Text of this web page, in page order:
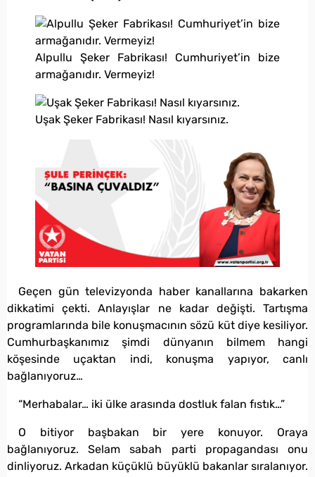
Alpullu Şeker Fabrikası! Cumhuriyet’in bize
armağanıdır. Vermeyiz!
Uşak Şeker Fabrikası! Nasıl kıyarsınız.
Geçen gün televizyonda haber kanallarına bakarken
dikkatimi çekti. Anlayışlar ne kadar değişti. Tartışma
programlarında bile konuşmacının sözü küt diye kesiliyor.
Cumhurbaşkanımız şimdi dünyanın bilmem hangi
köşesinde uçaktan indi, konuşma yapıyor, canlı
bağlanıyoruz…
“Merhabalar… iki ülke arasında dostluk falan fıstık…”
O bitiyor başbakan bir yere konuyor. Oraya
bağlanıyoruz. Selam sabah parti propagandası onu
dinliyoruz. Arkadan küçüklü büyüklü bakanlar sıralanıyor.